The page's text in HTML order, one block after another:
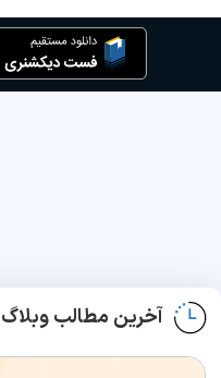
آخرین مطالب وبلاگ